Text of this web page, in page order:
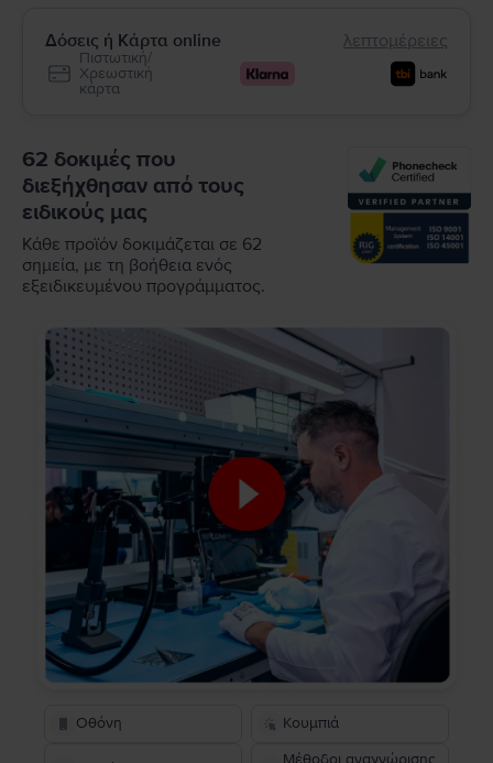
Δόσεις ή Κάρτα online λεπτομέρειες
Πιστωτική/
Χρεωστική
κάρτα
62 δοκιμές που
διεξήχθησαν από τους
ειδικούς μας
Κάθε προϊόν δοκιμάζεται σε 62
σημεία, με τη βοήθεια ενός
εξειδικευμένου προγράμματος.
Οθόνη Κουμπιά
Μέθοδοι αναγνώρισης